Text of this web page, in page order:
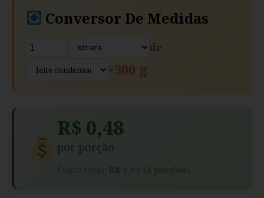
Conversor De Medidas
de
=300 g
R$ 0,48
por porção
Custo total: R$ 1,92 (4 porções)